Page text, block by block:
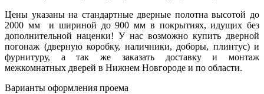
Цены указаны на стандартные дверные полотна высотой до
2000 мм и шириной до 900 мм в покрытиях, идущих без
дополнительной наценки! У нас возможно купить дверной
погонаж (дверную коробку, наличники, доборы, плинтус) и
фурнитуру, а так же заказать доставку и монтаж
межкомнатных дверей в Нижнем Новгороде и по области.
Варианты оформления проема